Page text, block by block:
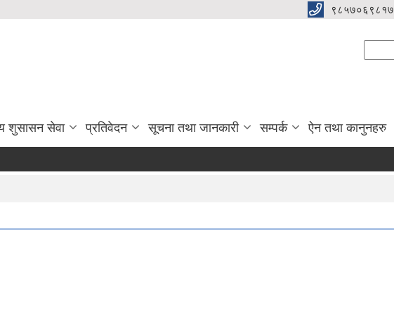
९८५७०६९८१७
शुसासन सेवा प्रतिवेदन सूचना तथा जानकारी सम्पर्क ऐन तथा कानुनहरु